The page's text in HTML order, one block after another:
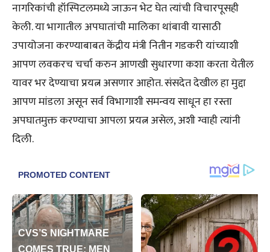
नागरिकांची हॉस्पिटलमध्ये जाऊन भेट घेत त्यांची विचारपूसही
केली. या भागातील अपघातांची मालिका थांबावी यासाठी
उपायोजना करण्याबाबत केंद्रीय मंत्री नितीन गडकरी यांच्याशी
आपण लवकरच चर्चा करुन आणखी सुधारणा कशा करता येतील
यावर भर देण्याचा प्रयत्न असणार आहोत. संसदेत देखील हा मुद्दा
आपण मांडला असून सर्व विभागाशी समन्वय साधून हा रस्ता
अपघातमुक्त करण्याचा आपला प्रयत्न असेल, अशी ग्वाही त्यांनी
दिली.